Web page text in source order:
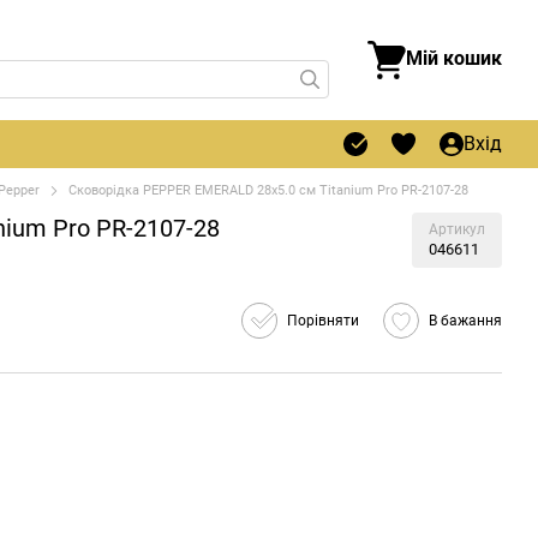
Мій кошик
Вхід
Сковорідка PEPPER EMERALD 28х5.0 см Titanium Pro PR-2107-28
Pro PR-2107-28 Артикул
046611
Порівняти В бажання